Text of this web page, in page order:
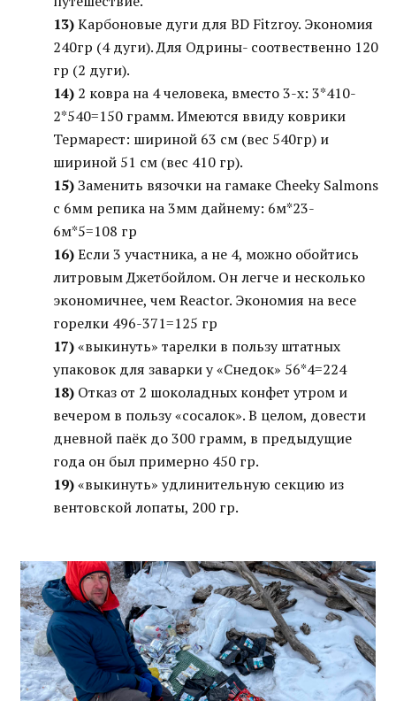
13)Карбоновые дуги для BD Fitzroy. Экономия
240гр (4 дуги). Для Одрины- соотвественно 120
гр (2 дуги).
14) 2 ковра на 4 человека, вместо 3-х: 3*410-
2*540=150 грамм. Имеются ввиду коврики
Термарест: шириной 63 см (вес 540гр) и
шириной 51 см (вес 410 гр).
15)Заменить вязочки на гамаке Cheeky Salmons
с 6мм репика на 3мм дайнему: 6м*23-
6м*5=108 гр
16)Если 3 участника, а не 4, можно обойтись
литровым Джетбойлом. Он легче и несколько
экономичнее, чем Reactor. Экономия на весе
горелки 496-371=125 гр
17)«выкинуть» тарелки в пользу штатных
упаковок для заварки у «Снедок» 56*4=224
18) Отказ от 2 шоколадных конфет утром и
вечером в пользу «сосалок». В целом, довести
дневной паёк до 300 грамм, в предыдущие
года он был примерно 450 гр.
19)«выкинуть» удлинительную секцию из
вентовской лопаты, 200 гр.